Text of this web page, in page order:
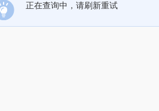
正在查询中，请刷新重试